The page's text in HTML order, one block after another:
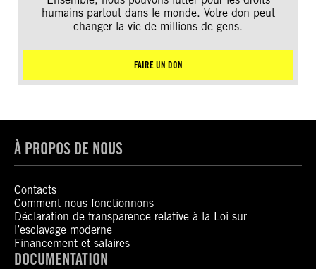
humains partout dans le monde. Votre don peut
changer la vie de millions de gens.
FAIRE UN DON
À PROPOS DE NOUS
Contacts
Comment nous fonctionnons
Déclaration de transparence relative à la Loi sur
l’esclavage moderne
Financement et salaires
DOCUMENTATION